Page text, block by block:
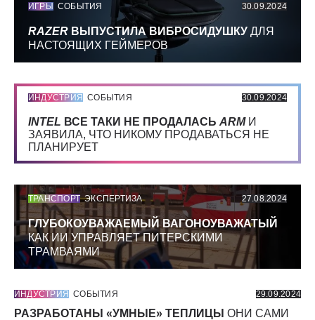
ИГРЫ СОБЫТИЯ 30.09.2024
RAZER ВЫПУСТИЛА ВИБРОСИДУШКУ ДЛЯ
НАСТОЯЩИХ ГЕЙМЕРОВ
ИНДУСТРИЯ СОБЫТИЯ 30.09.2024
INTEL ВСЕ ТАКИ НЕ ПРОДАЛАСЬ ARMИ
ЗАЯВИЛА, ЧТО НИКОМУ ПРОДАВАТЬСЯ НЕ
ПЛАНИРУЕТ
ТРАНСПОРТ ЭКСПЕРТИЗА 27.08.2024
ГЛУБОКОУВАЖАЕМЫЙ ВАГОНОУВАЖАТЫЙ
КАК ИИ УПРАВЛЯЕТ ПИТЕРСКИМИ
ТРАМВАЯМИ
ИНДУСТРИЯ СОБЫТИЯ 29.09.2024
РАЗРАБОТАНЫ «УМНЫЕ» ТЕПЛИЦЫ ОНИ САМИ